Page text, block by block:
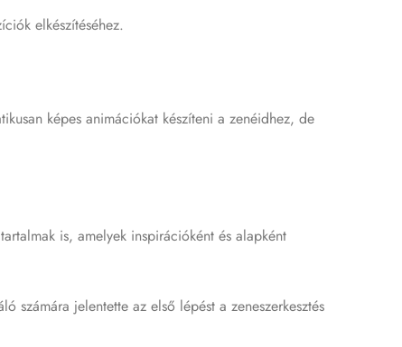
elkészítéséhez.
képes animációkat készíteni a zenéidhez, de
is, amelyek inspirációként és alapként
jelentette az első lépést a zeneszerkesztés